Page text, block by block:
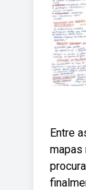
Entre
mapas